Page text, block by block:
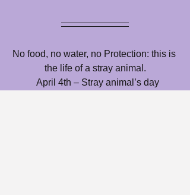
No food, no water, no Protection: this is
the life of a stray animal.
  April 4th – Stray animal’s day